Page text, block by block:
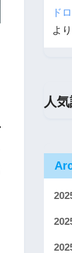
ド
より
人